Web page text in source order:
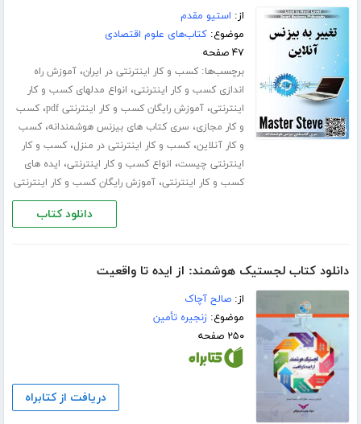
از: استیو مقدم
موضوع:کتاب‌های علوم اقتصادی
۴۷ صفحه
برچسب‌ها:کسب و کار اینترنتی در ایران،آموزش راه
اندازی کسب و کار اینترنتی، انواع مدلهای کسب و کار
اینترنتی،آموزش رایگان کسب و کار اینترنتی pdf ،کسب
و کار مجازی، سری کتاب های بیزنس هوشمندانه،کسب
و کار آنلاین،کسب و کار اینترنتی در منزل،کسب و کار
اینترنتی چیست، انواع کسب و کار اینترنتی، ایده های
کسب و کار اینترنتی،آموزش رایگان کسب و کار اینترنتی
دانلود کتاب
دانلود کتاب لجستیک هوشمند: از ایده تا واقعیت
از:صالح آچاک
موضوع:زنجیره تأمین
۲۵۰ صفحه
دریافت از کتابراه